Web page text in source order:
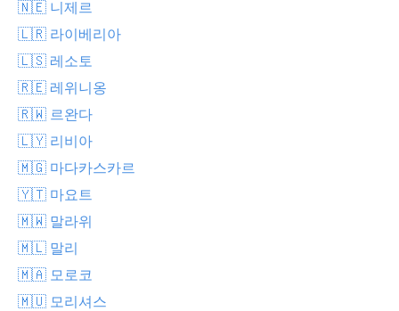
🇳🇪 니제르
🇱🇷 라이베리아
🇱🇸 레소토
🇷🇪 레위니옹
🇷🇼 르완다
🇱🇾 리비아
🇲🇬 마다카스카르
🇾🇹 마요트
🇲🇼 말라위
🇲🇱 말리
🇲🇦 모로코
🇲🇺 모리셔스